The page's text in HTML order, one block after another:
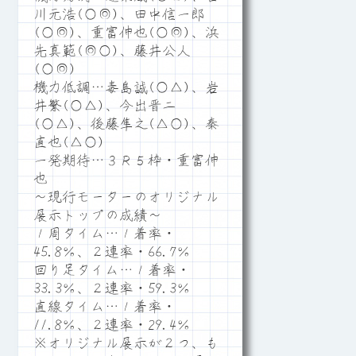
川元浩(○◎)、田中信一郎
(○◎)、重富伸也(○◎)、浜
先真範(◎○)、藤井公人
(○◎)
機力低調…毒島誠(○△)、岩
井繁(○△)、今出晋二
(○△)、後藤隼之(△○)、秦
直也(△○)
一発期待…３Ｒ５枠・重富伸
也
～現行モーターのオリジナル
展示トップの成績～
１周タイム…１着率・
45.8％、２連率・66.7％
回り足タイム…１着率・
33.3％、２連率・59.3％
直線タイム…１着率・
11.8％、２連率・29.4％
※オリジナル展示が２つ、も